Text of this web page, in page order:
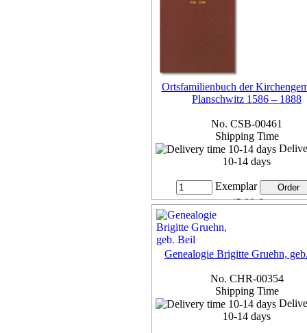
Ortsfamilienbuch der
Planschwitz 1586 – 1888
No. CSB-00461
Shipping Time
10-14 days
Exemplar
45,00 €
7% VAT included, plus
Genealogie Brigitte Gruehn,
No. CHR-00354
Shipping Time
10-14 days